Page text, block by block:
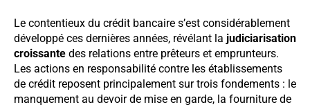
Le contentieux du crédit bancaire s’est considérablement
développé ces dernières années, révélant la judiciarisation
croissante des relations entre prêteurs et emprunteurs.
Les actions en responsabilité contre les établissements
de crédit reposent principalement sur trois fondements : le
manquement au devoir de mise en garde, la fourniture de